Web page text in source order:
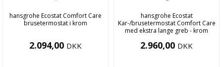
hansgrohe Ecostat Comfort Care
brusetermostat i krom
2.094,00 DKK
hansgrohe Ecostat
Kar-/brusetermostat Comfort Care
med ekstra lange greb - krom
2.960,00 DKK